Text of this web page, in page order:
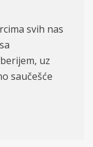
svih nas
uz
saučešće